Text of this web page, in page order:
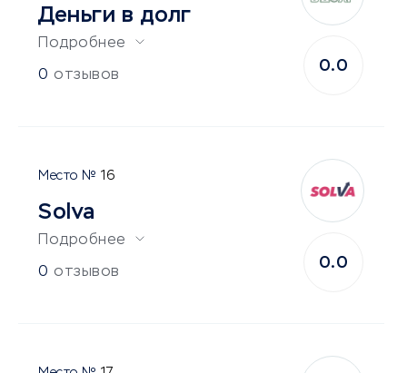
Деньги в долг
Подробнее
0 отзывов
0.0
16
Solva
Подробнее
0 отзывов
0.0